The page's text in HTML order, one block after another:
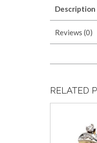
Description
Reviews (0)
RELATED